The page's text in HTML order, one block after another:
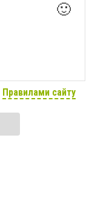
🙂
Правилами сайту